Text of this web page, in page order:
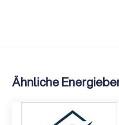
Ähnliche